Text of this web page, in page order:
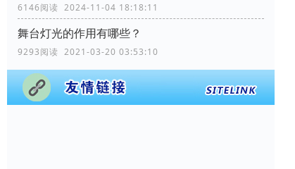
6146阅读 2024-11-04 18:18:11
舞台灯光的作用有哪些？
9293阅读 2021-03-20 03:53:10